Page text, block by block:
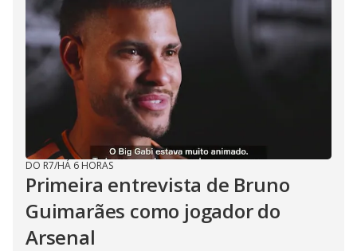
DO R7/HÁ 6 HORAS
Primeira entrevista de Bruno
Guimarães como jogador do
Arsenal